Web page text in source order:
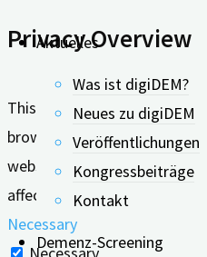
Aktuelles
Was ist digiDEM?
Neues zu digiDEM
Veröffentlichungen
Kongressbeiträge
Kontakt
Demenz-Screening
Privacy Overview
This website uses cookies
browser as they are
website. These cookies will
affect your browsing
Necessary